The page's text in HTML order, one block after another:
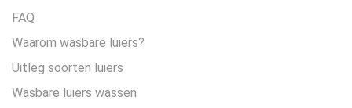
FAQ
Waarom wasbare luiers?
Uitleg soorten luiers
Wasbare luiers wassen